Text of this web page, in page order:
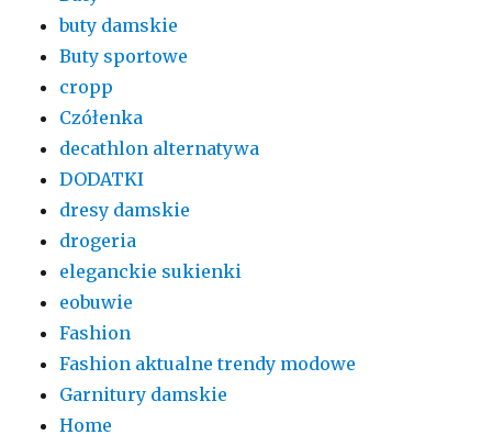
buty damskie
Buty sportowe
cropp
Czółenka
decathlon alternatywa
DODATKI
dresy damskie
drogeria
eleganckie sukienki
eobuwie
Fashion
Fashion aktualne trendy modowe
Garnitury damskie
Home